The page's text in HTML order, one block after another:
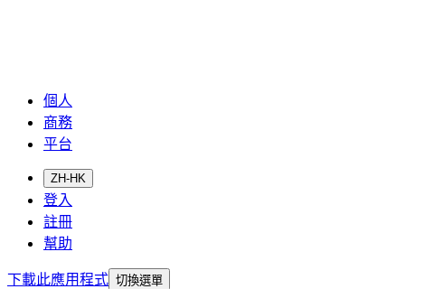
個人
商務
平台
ZH-HK
登入
註冊
幫助
下載此應用程式 切換選單